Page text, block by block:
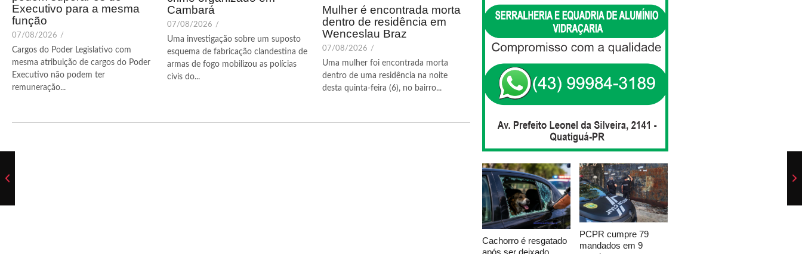
Executivo para a mesma
função
07/08/2026 /
Cargos do Poder Legislativo com
mesma atribuição de cargos do Poder
Executivo não podem ter
remuneração...
Cambará
07/08/2026 /
Uma investigação sobre um suposto
esquema de fabricação clandestina de
armas de fogo mobilizou as polícias
civis do...
Mulher é encontrada morta
dentro de residência em
Wenceslau Braz
07/08/2026 /
Uma mulher foi encontrada morta
dentro de uma residência na noite
desta quinta-feira (6), no bairro...
Cachorro é resgatado
PCPR cumpre 79
mandados em 9